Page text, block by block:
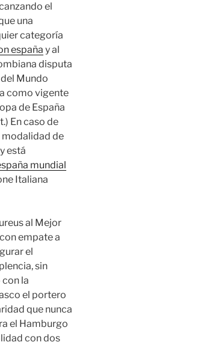
el
una
categoría
españa y al
disputa
Mundo
como vigente
de España
En caso de
modalidad de
está
mundial
Italiana
al Mejor
empate a
el
sin
la
el portero
que nunca
el Hamburgo
con dos